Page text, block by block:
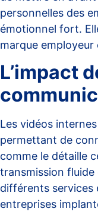
personnelles des
émotionnel fort.
marque employeur
L’impact
Les vidéos
permettant de
comme le détaille
transmission fluide
différents services
entreprises